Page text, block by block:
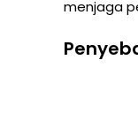
menjaga